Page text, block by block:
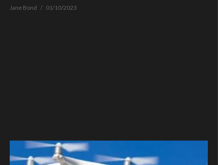
Jane Bond 01/10/2023